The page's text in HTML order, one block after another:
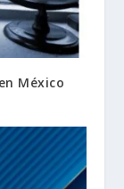
México